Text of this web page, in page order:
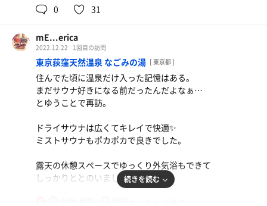
#TEETÄ SAUNA
ここめっちゃ好きだった！
狭さと暗さがちょうどよくて瞑想できる。
で、目を開ければ窓から良い眺め。最高🫰
#KELO SAUNA
ウィスキング無しなので、普通に利用。
熱が 下→上→下 と流れるように設計されてるの
ここでウィスキング受けてみたい🤤
1番奥の寝れるスペースGET✨️
さらにタイミング良くオートロウリュ✨️
0 31
mE...erica
2022.12.22 1回目の訪問
東京荻窪天然温泉 なごみの湯 [ 東京都 ]
住んでた頃に温泉だけ入った記憶はある。
まだサウナ好きになる前だったんだよなぁ…
とゆうことで再訪。
ドライサウナは広くてキレイで快適✨️
ミストサウナもポカポカで良きでした。
露天の休憩スペースでゆっくり外気浴もできて
しっかりととのいました🤤続きを読む